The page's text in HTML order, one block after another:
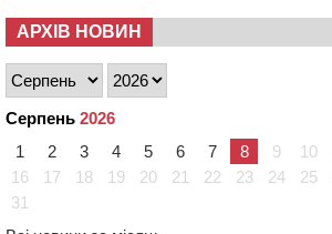
АРХІВ НОВИН
Серпень 2026
1
2 3 4 5 6 7 8 9 10
16
17 18 19 20 21 22 23 24 25
31